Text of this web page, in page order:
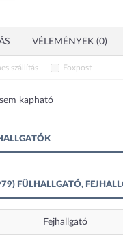
VÉLEMÉNYEK (0)
szállítás Foxpost
kapható
FÜLHALLGATÓ,
Fejhallgató